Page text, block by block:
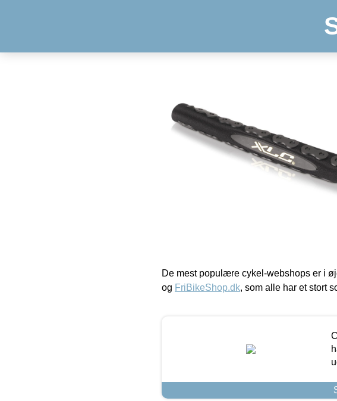
De mest populære cykel-webshops er i
og FriBikeShop.dk, som alle har et stort